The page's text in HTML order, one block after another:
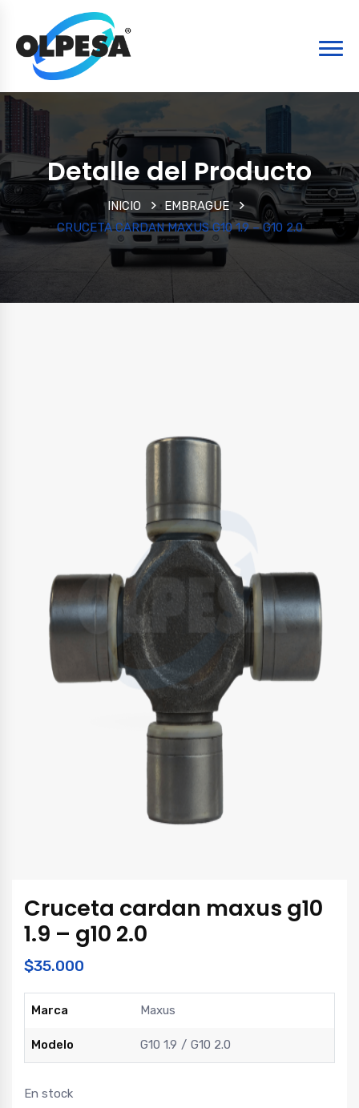
Detalle del Producto
INICIO
EMBRAGUE
CRUCETA CARDAN MAXUS G10 1.9 – G10 2.0
Cruceta cardan maxus g10
1.9 – g10 2.0
$35.000
Marca Maxus
Modelo G10 1.9 G10 2.0
En stock